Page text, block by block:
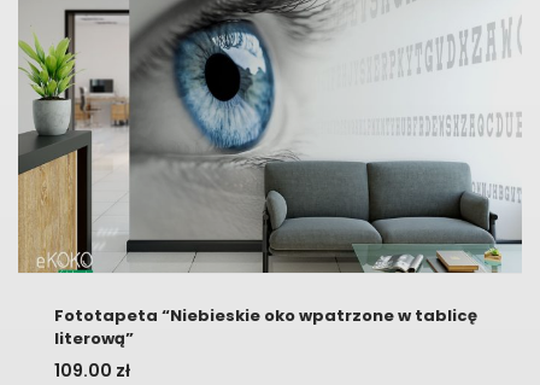
Fototapeta “Niebieskie oko wpatrzone w tablicę
literową”
109.00 zł